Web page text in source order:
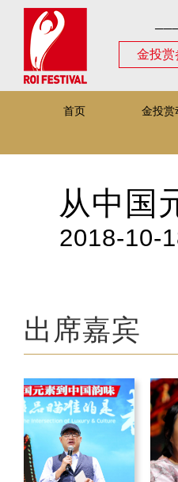
金投赏
首页 金投赏
从中国
2018-10-
出席嘉宾